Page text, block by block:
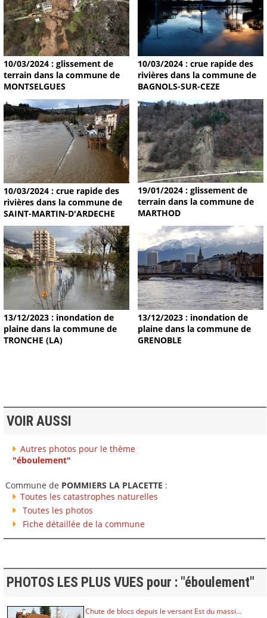
10/03/2024 : glissement de
terrain dans la commune de
MONTSELGUES
10/03/2024 : crue rapide des
rivières dans la commune de
BAGNOLS-SUR-CEZE
10/03/2024 : crue rapide des
rivières dans la commune de
SAINT-MARTIN-D'ARDECHE
19/01/2024 : glissement de
terrain dans la commune de
MARTHOD
13/12/2023 : inondation de
plaine dans la commune de
TRONCHE (LA)
13/12/2023 : inondation de
plaine dans la commune de
GRENOBLE
VOIR AUSSI
Autres photos pour le thème
"éboulement"
Commune de POMMIERS LA PLACETTE :
Toutes les catastrophes naturelles
Toutes les photos
Fiche détaillée de la commune
PHOTOS LES PLUS VUES pour : "éboulement"
Chute de blocs depuis le versant Est du massi...